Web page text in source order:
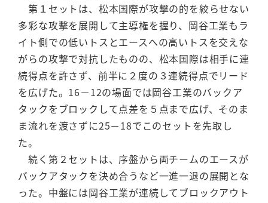
第１セットは、松本国際が攻撃の的を絞らせない
多彩な攻撃を展開して主導権を握り、岡谷工業もラ
イト側での低いトスとエースへの高いトスを交えな
がらの攻撃で対抗したものの、松本国際は相手に連
続得点を許さず、前半に２度の３連続得点でリード
を広げた。16－12の場面では岡谷工業のバックア
タックをブロックして点差を５点まで広げ、そのま
ま流れを渡さずに25－18でこのセットを先取し
た。
続く第２セットは、序盤から両チームのエースが
バックアタックを決め合うなど一進一退の展開とな
った。中盤には岡谷工業が連続してブロックアウト